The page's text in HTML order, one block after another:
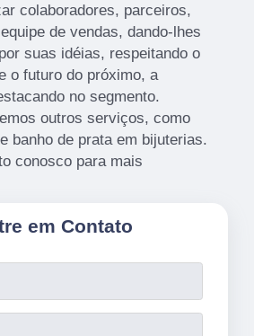
colaboradores, parceiros,
de vendas, dando-lhes
suas idéias, respeitando o
o futuro do próximo, a
no segmento.
outros serviços, como
banho de prata em bijuterias.
conosco para mais
em Contato